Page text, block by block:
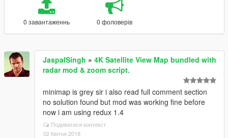
0 завантаженнь 0 фоловерів
JaspalSingh » 4K Satellite View Map bundled with
radar mod & zoom script.
minimap is grey sir i also read full comment section
no solution found but mod was working fine before
now i am using redux 1.4
Подивитися контекст
02 Квітня 2018